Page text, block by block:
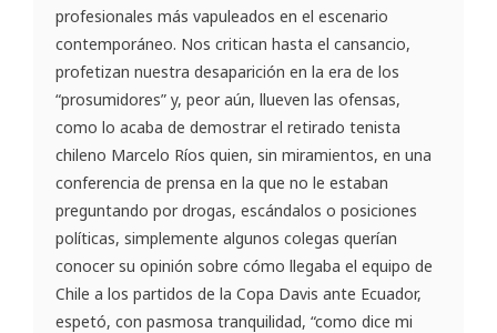
profesionales más vapuleados en el escenario
contemporáneo. Nos critican hasta el cansancio,
profetizan nuestra desaparición en la era de los
“prosumidores” y, peor aún, llueven las ofensas,
como lo acaba de demostrar el retirado tenista
chileno Marcelo Ríos quien, sin miramientos, en una
conferencia de prensa en la que no le estaban
preguntando por drogas, escándalos o posiciones
políticas, simplemente algunos colegas querían
conocer su opinión sobre cómo llegaba el equipo de
Chile a los partidos de la Copa Davis ante Ecuador,
espetó, con pasmosa tranquilidad, “como dice mi